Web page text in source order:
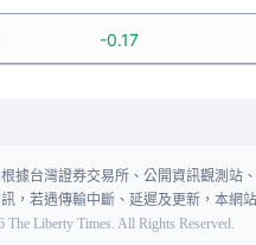
-0.17
據台灣證券交易所、公開資訊觀測
，若遇傳輸中斷、延遲及更新，本網
The Liberty Times. All Rights Reserved.